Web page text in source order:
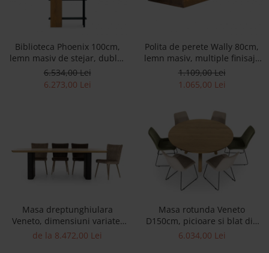
Canapele
Fotolii si Demifotolii
Paturi Tapitate
Canapele
Paturi Tapitate
Paturi Copii
Accesorii
Olta
Canapele
Biblioteca Phoenix 100cm,
lemn masiv de stejar, dublu-
fata, multiple finisaje
disponibile, stil contemporan
6.534,00 Lei
6.273,00 Lei
Polita de perete Wally 80cm,
lemn masiv, multiple finisaje
disponibile, stil minimalist
1.109,00 Lei
1.065,00 Lei
Masa dreptunghiulara
Veneto, dimensiuni variate,
minimalist, lemn de stejar si
de la 8.472,00 Lei
Masa rotunda Veneto
D150cm, picioare si blat din
lemn masiv de stejar, multiple
6.034,00 Lei